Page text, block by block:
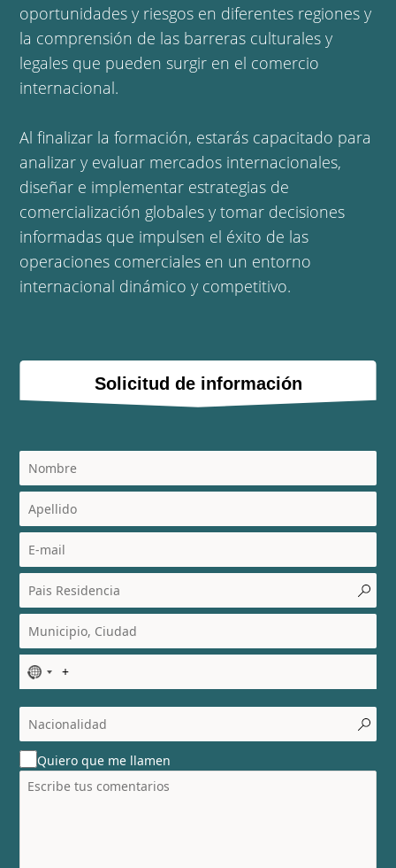
oportunidades y riesgos en diferentes regiones y
la comprensión de las barreras culturales y
legales que pueden surgir en el comercio
internacional.
Al finalizar la formación, estarás capacitado para
analizar y evaluar mercados internacionales,
diseñar e implementar estrategias de
comercialización globales y tomar decisiones
informadas que impulsen el éxito de las
operaciones comerciales en un entorno
internacional dinámico y competitivo.
Solicitud de información
N
o
c
o
u
n
t
Quiero que me llamen